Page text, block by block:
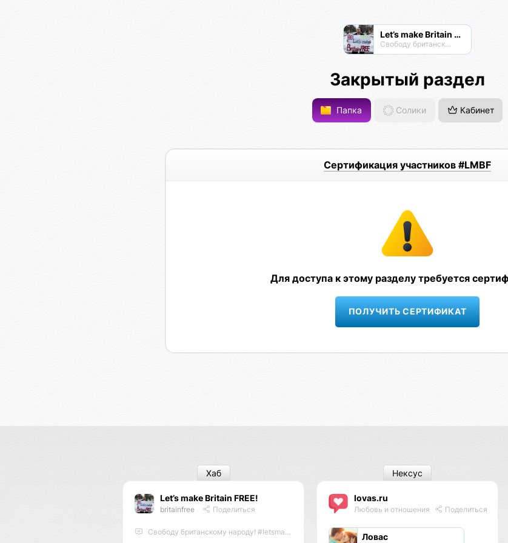
Let’s make Britain FREE!
Свободу британскому народу! #letsmakebritainfree #lmbf
Закрытый раздел
Папка Солики Кабинет
Сертификация участников #LMBF
Для доступа к этому разделу требуется
ПОЛУЧИТЬ СЕРТИФИКАТ
Let’s make Britain FREE!
britainfree Поделиться
Свободу британскому народу! #letsmakebritainfree #lmbf
Хаб
lovas.ru
Любовь и отношения Поделиться
Ловас
Нексус